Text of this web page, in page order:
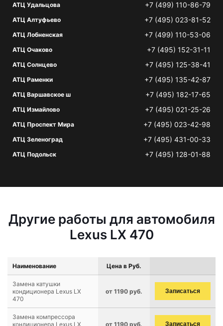
АТЦ Удальцова +7 (499) 110-86-79
АТЦ Алтуфьево +7 (495) 023-81-52
АТЦ Лобненская +7 (499) 110-53-06
АТЦ Очаково +7 (495) 152-31-11
АТЦ Солнцево +7 (495) 125-38-41
АТЦ Раменки +7 (495) 135-42-87
АТЦ Варшавское ш +7 (495) 182-17-65
АТЦ Измайлово +7 (495) 021-25-26
АТЦ Проспект Мира +7 (495) 023-42-98
АТЦ Зеленоград +7 (495) 431-00-33
АТЦ Подольск +7 (495) 128-01-88
Другие работы для автомобиля
Lexus LX 470
Наименование Цена в Руб.
Замена катушки
кондиционера Lexus LX
470
от 1190 руб. Записаться
Замена компрессора
кондиционера Lexus LX
от 1190 руб. Записаться